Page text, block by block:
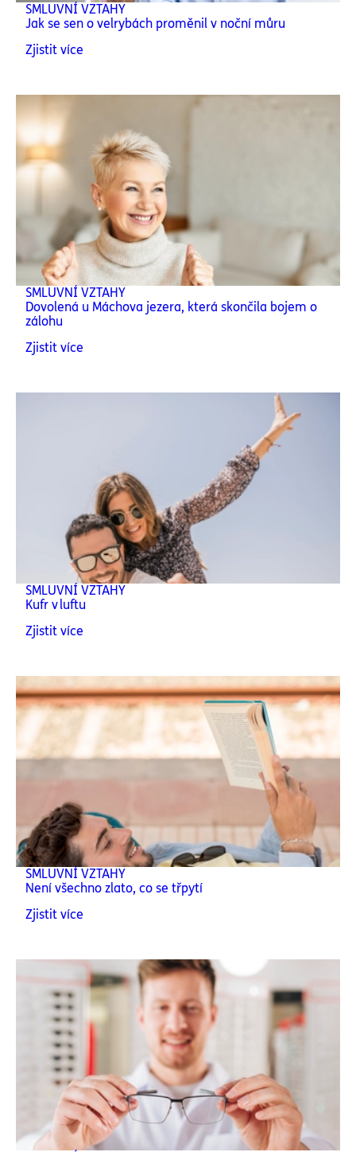
SMLUVNÍ VZTAHY
Jak se sen o velrybách proměnil v noční můru
Zjistit více
SMLUVNÍ VZTAHY
Dovolená u Máchova jezera, která skončila bojem o
zálohu
Zjistit více
SMLUVNÍ VZTAHY
Kufr v luftu
Zjistit více
SMLUVNÍ VZTAHY
Není všechno zlato, co se třpytí
Zjistit více